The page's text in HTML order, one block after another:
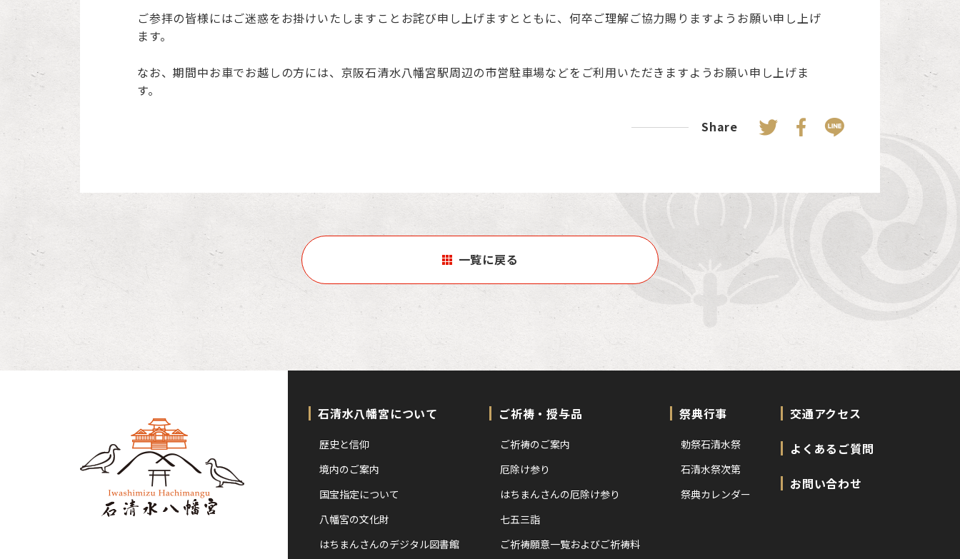
ご参拝の皆様にはご迷惑をお掛けいたしますことお詫び申し上げますとともに、何卒ご理解ご協力賜りますようお願い申し上げ
ます。
なお、期間中お車でお越しの方には、京阪石清水八幡宮駅周辺の市営駐車場などをご利用いただきますようお願い申し上げま
す。
Share
一覧に戻る
石清水八幡宮について
歴史と信仰
境内のご案内
国宝指定について
八幡宮の文化財
はちまんさんのデジタル図書館
ご祈祷・授与品
ご祈祷のご案内
厄除け参り
はちまんさんの厄除け参り
七五三詣
ご祈祷願意一覧およびご祈祷料
祭典行事
勅祭石清水祭
石清水祭次第
祭典カレンダー
交通アクセス
よくあるご質問
お問い合わせ